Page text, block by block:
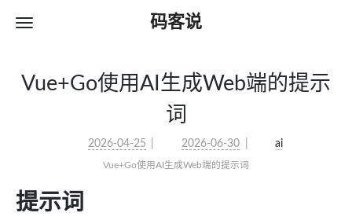
码客说
Vue+Go使用AI生成Web端的提示
词
2026-04-25 2026-06-30 ai
Vue+Go使用AI生成Web端的提示词
提示词